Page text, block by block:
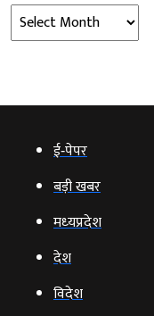
Archives
ई‑पेपर
बड़ी खबर
मध्‍यप्रदेश
देश
विदेश